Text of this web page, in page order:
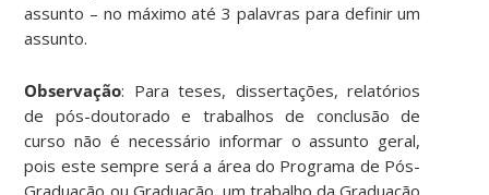
assunto – no máximo até 3 palavras para definir um
assunto.
Observação: Para teses, dissertações, relatórios
de pós-doutorado e trabalhos de conclusão de
curso não é necessário informar o assunto geral,
pois este sempre será a área do Programa de Pós-
Graduação ou Graduação, um trabalho da Graduação